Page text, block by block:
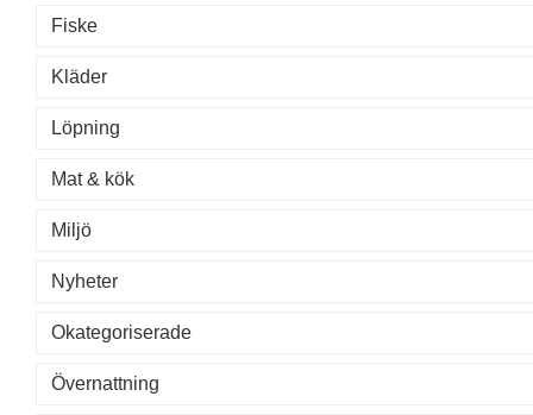
Fiske
Kläder
Löpning
Mat & kök
Miljö
Nyheter
Okategoriserade
Övernattning